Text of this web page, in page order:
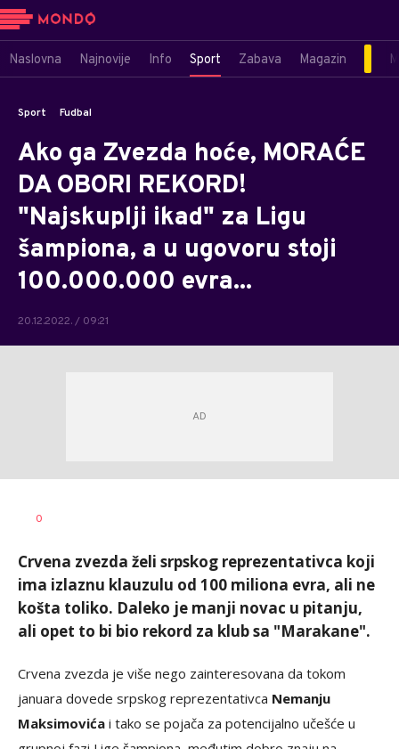
Naslovna Najnovije Info Sport Zabava Magazin
Sport Fudbal
Ako ga Zvezda hoće, MORAĆE
DA OBORI REKORD!
"Najskuplji ikad" za Ligu
šampiona, a u ugovoru stoji
100.000.000 evra...
20.12.2022. / 09:21
AUTOR
0
Crvena zvezda želi srpskog reprezentativca koji
ima izlaznu klauzulu od 100 miliona evra, ali ne
košta toliko. Daleko je manji novac u pitanju,
ali opet to bi bio rekord za klub sa "Marakane".
Crvena zvezda je više nego zainteresovana da tokom
januara dovede srpskog reprezentativca Nemanju
Maksimovića i tako se pojača za potencijalno učešće u